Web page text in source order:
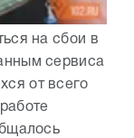
на сбои в
сервиса
от всего